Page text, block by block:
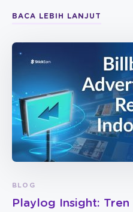
BACA LEBIH LANJUT
BLOG
Playlog Insight: Tren